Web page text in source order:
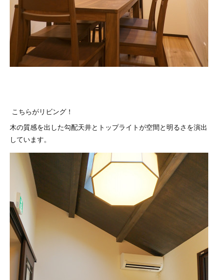
こちらがリビング！
木の質感を出した勾配天井とトップライトが空間と明るさを演出
しています。